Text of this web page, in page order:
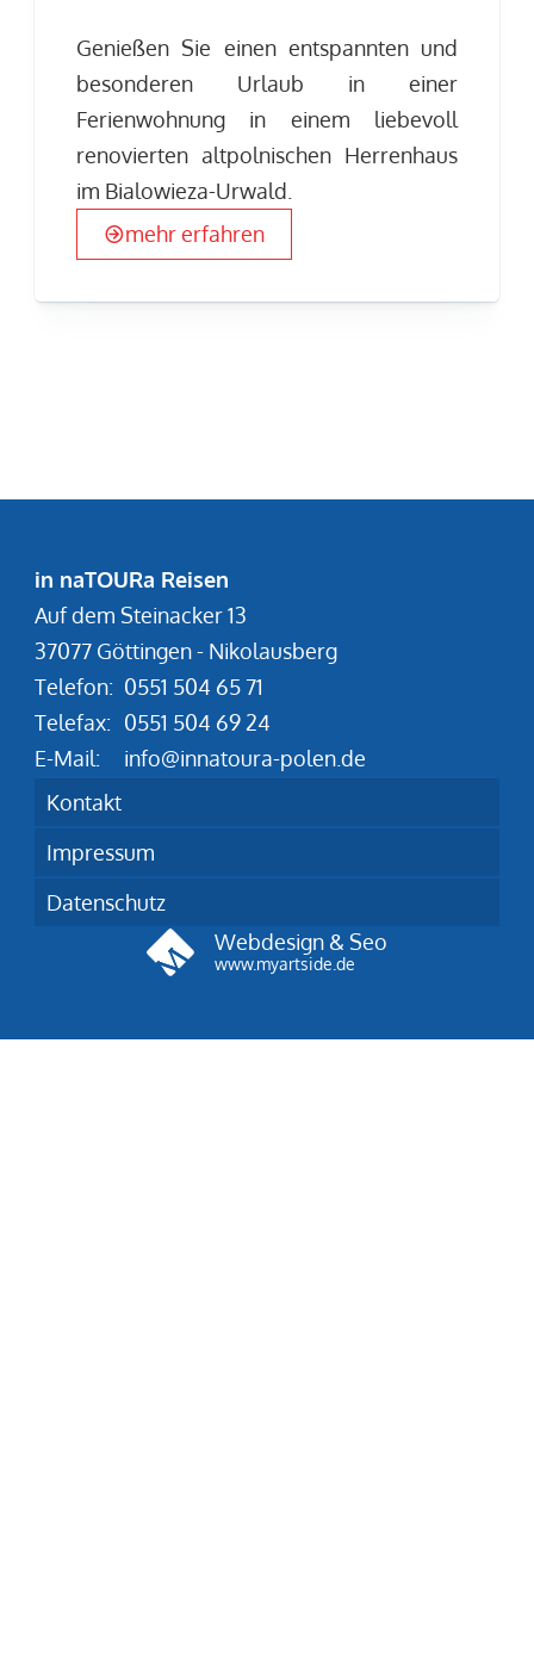
Genießen Sie einen entspannten und
besonderen Urlaub in einer
Ferienwohnung in einem liebevoll
renovierten altpolnischen Herrenhaus
im Bialowieza-Urwald.
mehr erfahren
in naTOURa Reisen
Auf dem Steinacker 13
37077 Göttingen - Nikolausberg
Telefon: 0551 504 65 71
Telefax: 0551 504 69 24
E-Mail:
info@innatoura-polen.de
Kontakt
Impressum
Datenschutz
Webdesign & Seo
www.myartside.de